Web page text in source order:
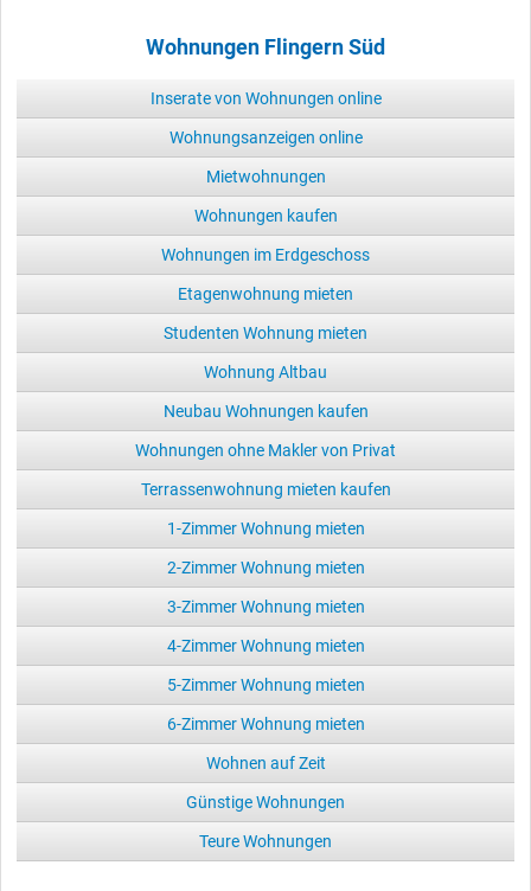
Wohnungen Flingern Süd
Inserate von Wohnungen online
Wohnungsanzeigen online
Mietwohnungen
Wohnungen kaufen
Wohnungen im Erdgeschoss
Etagenwohnung mieten
Studenten Wohnung mieten
Wohnung Altbau
Neubau Wohnungen kaufen
Wohnungen ohne Makler von Privat
Terrassenwohnung mieten kaufen
1-Zimmer Wohnung mieten
2-Zimmer Wohnung mieten
3-Zimmer Wohnung mieten
4-Zimmer Wohnung mieten
5-Zimmer Wohnung mieten
6-Zimmer Wohnung mieten
Wohnen auf Zeit
Günstige Wohnungen
Teure Wohnungen